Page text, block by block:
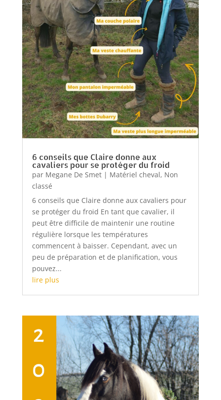
6 conseils que Claire donne aux
cavaliers pour se protéger du froid
par Megane De Smet| Matériel cheval, Non
classé
6 conseils que Claire donne aux cavaliers pour
se protéger du froid En tant que cavalier, il
peut être difficile de maintenir une routine
régulière lorsque les températures
commencent à baisser. Cependant, avec un
peu de préparation et de planification, vous
pouvez...
lire plus